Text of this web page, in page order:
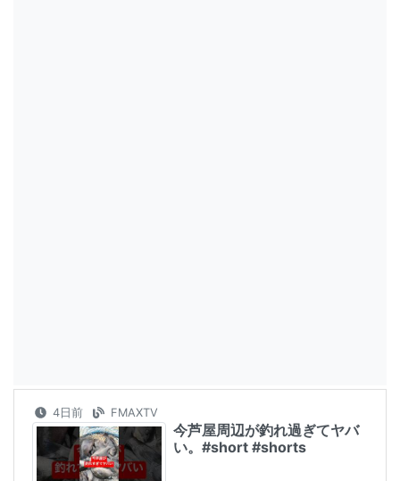
4日前 FMAXTV
今芦屋周辺が釣れ過ぎてヤバ
い。#short #shorts